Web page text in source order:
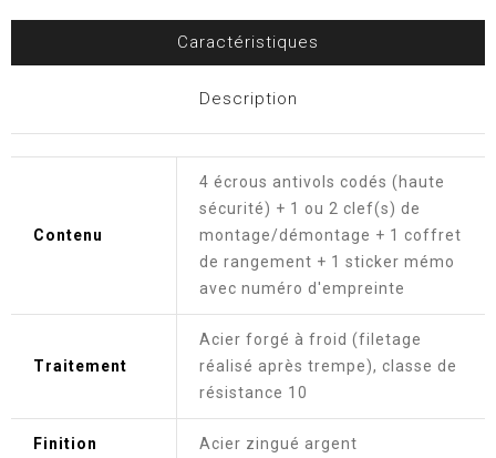
Caractéristiques
Description
Contenu
4 écrous antivols codés (haute
sécurité) + 1 ou 2 clef(s) de
montage/démontage + 1 coffret
de rangement + 1 sticker mémo
avec numéro d'empreinte
Traitement
Acier forgé à froid (filetage
réalisé après trempe), classe de
résistance 10
Finition Acier zingué argent